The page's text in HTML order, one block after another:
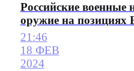
Российские военные
оружие на позициях
21:46
18 ФЕВ
2024